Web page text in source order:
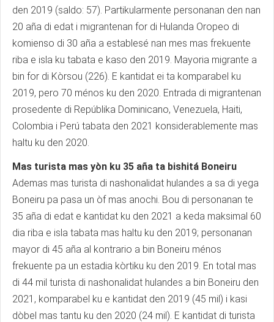
den 2019 (saldo: 57). Partikularmente personanan den nan
20 aña di edat i migrantenan for di Hulanda Oropeo di
komienso di 30 aña a establesé nan mes mas frekuente
riba e isla ku tabata e kaso den 2019. Mayoria migrante a
bin for di Kòrsou (226). E kantidat ei ta komparabel ku
2019, pero 70 ménos ku den 2020. Entrada di migrantenan
prosedente di Repúblika Dominicano, Venezuela, Haiti,
Colombia i Perú tabata den 2021 konsiderablemente mas
haltu ku den 2020.
Mas turista mas yòn ku 35 aña ta bishitá Boneiru
Ademas mas turista di nashonalidat hulandes a sa di yega
Boneiru pa pasa un òf mas anochi. Bou di personanan te
35 aña di edat e kantidat ku den 2021 a keda maksimal 60
dia riba e isla tabata mas haltu ku den 2019; personanan
mayor di 45 aña al kontrario a bin Boneiru ménos
frekuente pa un estadia kòrtiku ku den 2019. En total mas
di 44 mil turista di nashonalidat hulandes a bin Boneiru den
2021, komparabel ku e kantidat den 2019 (45 mil) i kasi
dòbel mas tantu ku den 2020 (24 mil). E kantidat di turista